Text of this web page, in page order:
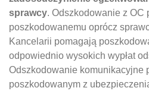
sprawcy. Odszkodowanie z OC
poszkodowanemu oprócz
Kancelarii pomagają
odpowiednio wysokich wypłat
Odszkodowanie komunikacyjne
poszkodowanym z